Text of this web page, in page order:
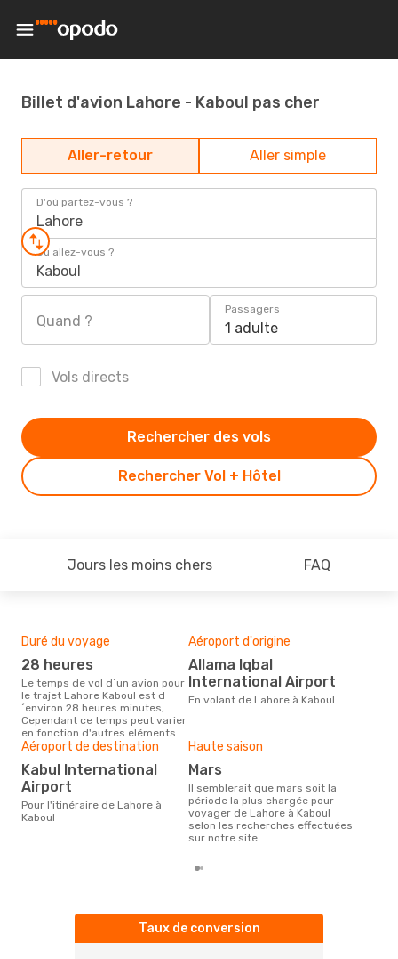
Billet d'avion Lahore - Kaboul pas cher
Aller-retour Aller simple
D'où partez-vous ?
Lahore
Où allez-vous ?
Kaboul
Quand ?
Passagers
1 adulte
Vols directs
Rechercher Vol + Hôtel
Rechercher des vols
Jours les moins chers FAQ
Duré du voyage
28 heures
Le temps de vol d´un avion pour
le trajet Lahore Kaboul est d
´environ 28 heures minutes,
Cependant ce temps peut varier
en fonction d'autres eléments.
Aéroport d'origine
Allama Iqbal
International Airport
En volant de Lahore à Kaboul
Aéroport de destination
Kabul International
Airport
Pour l'itinéraire de Lahore à
Kaboul
Haute saison
mars
Il semblerait que mars soit la
période la plus chargée pour
voyager de Lahore à Kaboul
selon les recherches effectuées
sur notre site.
Taux de conversion